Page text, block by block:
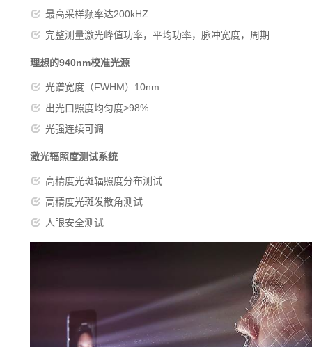
最高采样频率达200kHZ
完整测量激光峰值功率，平均功率，脉冲宽度，周期
理想的940nm校准光源
光谱宽度（FWHM）10nm
出光口照度均匀度>98%
光强连续可调
激光辐照度测试系统
高精度光斑辐照度分布测试
高精度光斑发散角测试
人眼安全测试